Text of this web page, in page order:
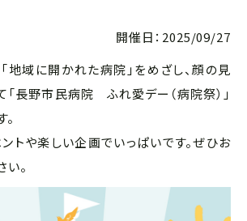
開催日：2025/09/27
地域に開かれた病院」をめざし、顔の見
「長野市民病院 ふれ愛デー（病院祭）」
トや楽しい企画でいっぱいです。ぜひお
。